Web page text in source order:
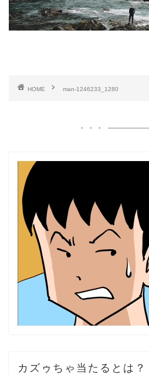
HOME man-1246233_1280
カズゥちゃ当たるとは？